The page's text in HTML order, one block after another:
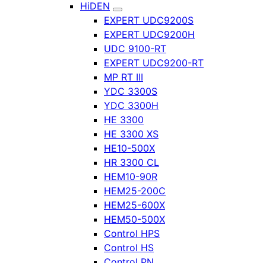
HiDEN
EXPERT UDC9200S
EXPERT UDC9200H
UDC 9100-RT
EXPERT UDC9200-RT
MP RT III
YDC 3300S
YDC 3300H
HE 3300
HE 3300 XS
HE10-500X
HR 3300 CL
HEM10-90R
HEM25-200C
HEM25-600X
HEM50-500X
Control HPS
Control HS